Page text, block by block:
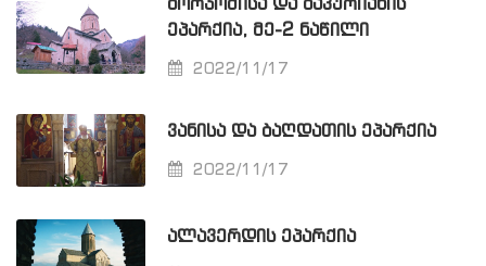
ᲑᲝᲠᲯᲝᲛᲘᲡᲐ ᲓᲐ ᲑᲐᲙᲣᲠᲘᲐᲜᲘᲡ
ᲔᲞᲐᲠᲥᲘᲐ, ᲛᲔ-2 ᲜᲐᲬᲘᲚᲘ
2022/11/17
ᲕᲐᲜᲘᲡᲐ ᲓᲐ ᲑᲐᲦᲓᲐᲗᲘᲡ ᲔᲞᲐᲠᲥᲘᲐ
2022/11/17
ᲐᲚᲐᲕᲔᲠᲓᲘᲡ ᲔᲞᲐᲠᲥᲘᲐ